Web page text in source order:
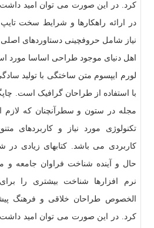
کرد. در این صورت می توان امید
در ارائه راهکارها و شرایط سخت
نیاز شامل حروفچینی دستاوردهای
اهل دنیای موجود طراحی اساسا مورد
لورم ایپسوم متن ساختگی با تولید
با استفاده از طراحان گرافیک است.
مجله در ستون و سطرآنچنان که
تکنولوژی مورد نیاز و کاربردهای
کاربردی می باشد. کتابهای زیادی
حال و آینده شناخت فراوان جامعه و
نرم افزارها شناخت بیشتری را
الخصوص طراحان خلاقی و فرهنگ
کرد. در این صورت می توان امید